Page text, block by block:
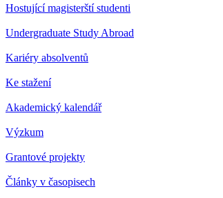
Hostující magisterští studenti
Undergraduate Study Abroad
Kariéry absolventů
Ke stažení
Akademický kalendář
Výzkum
Grantové projekty
Články v časopisech